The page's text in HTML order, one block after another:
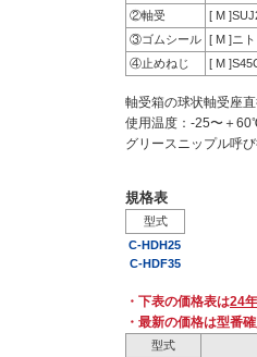
②軸受
[ M
③ゴムシール
[ M ]ニ
④止めねじ
[ M
軸受箱の球状軸受座
使用温度：-25〜＋
グリースニップル呼
規格表
型式
C-HDH25
C-HDF35
・下表の価格表は24
・最新の価格は型番
型式